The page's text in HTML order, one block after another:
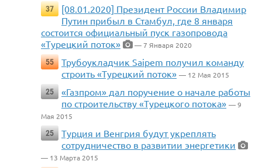
37
[08.01.2020] Президент России Владимир
Путин прибыл в Стамбул, где 8 января
состоится официальный пуск газопровода
«Турецкий поток»
— 7 Января 2020
55
Трубоукладчик Saipem получил команду
строить «Турецкий поток» — 12 Мая 2015
25
«Газпром» дал поручение о начале работы
по строительству «Турецкого потока» — 9
Мая 2015
25
Турция и Венгрия будут укреплять
сотрудничество в развитии энергетики
— 13 Марта 2015